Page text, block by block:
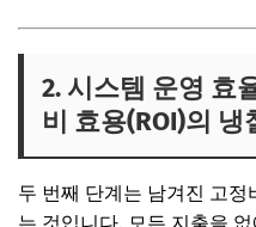
2. 시스템 운영 효
비 효용(ROI)의
두 번째 단계는 남겨진 고